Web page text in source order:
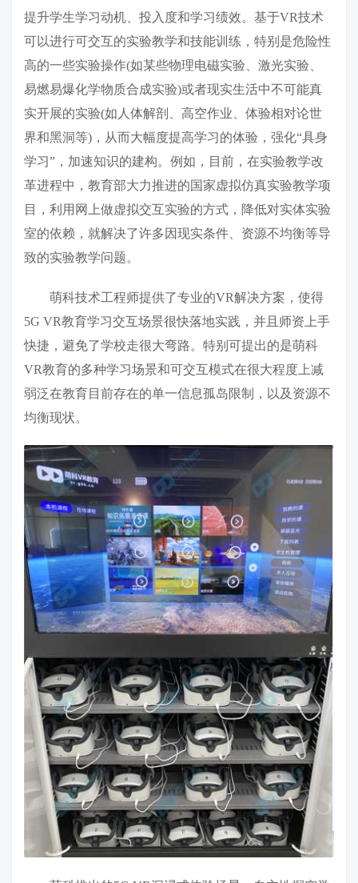
提升学生学习动机、投入度和学习绩效。基于VR技术
可以进行可交互的实验教学和技能训练，特别是危险性
高的一些实验操作(如某些物理电磁实验、激光实验、
易燃易爆化学物质合成实验)或者现实生活中不可能真
实开展的实验(如人体解剖、高空作业、体验相对论世
界和黑洞等)，从而大幅度提高学习的体验，强化“具身
学习”，加速知识的建构。例如，目前，在实验教学改
革进程中，教育部大力推进的国家虚拟仿真实验教学项
目，利用网上做虚拟交互实验的方式，降低对实体实验
室的依赖，就解决了许多因现实条件、资源不均衡等导
致的实验教学问题。
萌科技术工程师提供了专业的VR解决方案，使得
5G VR教育学习交互场景很快落地实践，并且师资上手
快捷，避免了学校走很大弯路。特别可提出的是萌科
VR教育的多种学习场景和可交互模式在很大程度上减
弱泛在教育目前存在的单一信息孤岛限制，以及资源不
均衡现状。